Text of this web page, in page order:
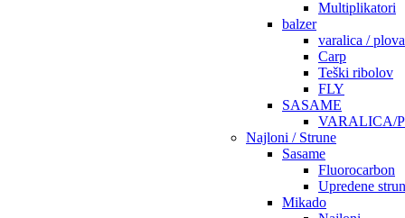
Multiplikatori
balzer
varalica /
Carp
Teški ribolov
FLY
SASAME
VARALICA/
Najloni / Strune
Sasame
Fluorocarbon
Upredene
Mikado